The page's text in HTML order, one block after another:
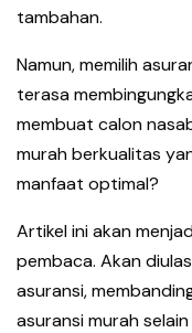
tambahan.
Namun, memilih
terasa
membuat calon
murah berkualitas
manfaat optimal?
Artikel ini akan
pembaca. Akan
asuransi,
asuransi murah